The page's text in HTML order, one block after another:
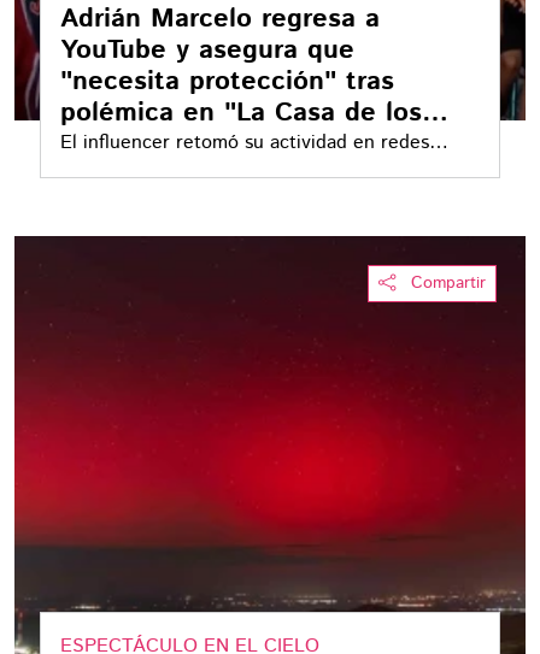
Adrián Marcelo regresa a
YouTube y asegura que
"necesita protección" tras
polémica en "La Casa de los
Famosos"
El influencer retomó su actividad en redes
sociales después de su participación en el
Compartir
ESPECTÁCULO EN EL CIELO